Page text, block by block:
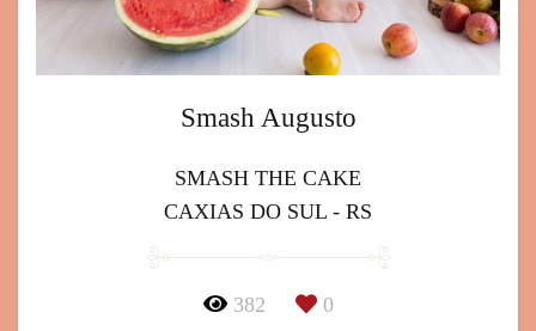
Smash Augusto
SMASH THE CAKE
CAXIAS DO SUL - RS
382 0